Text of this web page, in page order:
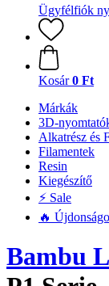
Ügyfélfiók
Kosár 0 Ft
Márkák
3D-
Alkatrész és
Filamentek
Resin
Kiegészítő
⚡ Sale
🔥
Bambu